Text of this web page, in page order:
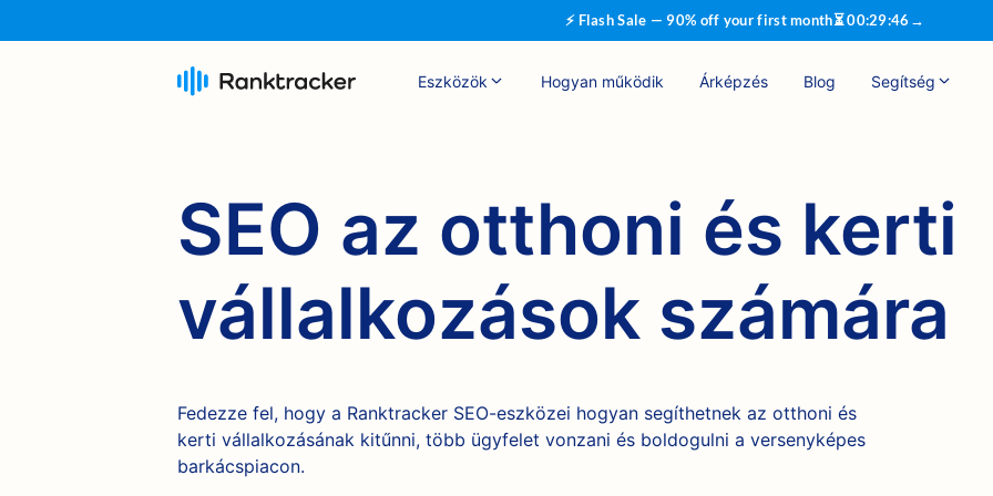
⚡ Flash Sale — 90% off your first month⏳00:29:45 →
Eszközök Hogyan működik Árképzés Blog Segítség
SEO az otthoni és kerti
vállalkozások számára
Fedezze fel, hogy a Ranktracker SEO-eszközei hogyan segíthetnek az otthoni és
kerti vállalkozásának kitűnni, több ügyfelet vonzani és boldogulni a versenyképes
barkácspiacon.